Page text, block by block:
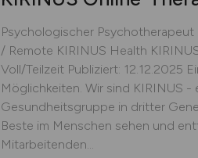
Psychologischer
/ Remote KIRINUS Health
Voll/Teilzeit Publiziert: 12.12.2025
Möglichkeiten. Wir sind KIRINUS -
Gesundheitsgruppe in dritter
Beste im Menschen sehen und
Mitarbeitenden...